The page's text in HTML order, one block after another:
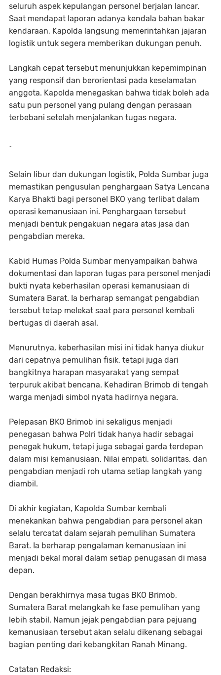
seluruh aspek kepulangan personel berjalan lancar.
Saat mendapat laporan adanya kendala bahan bakar
kendaraan, Kapolda langsung memerintahkan jajaran
logistik untuk segera memberikan dukungan penuh.
Langkah cepat tersebut menunjukkan kepemimpinan
yang responsif dan berorientasi pada keselamatan
anggota. Kapolda menegaskan bahwa tidak boleh ada
satu pun personel yang pulang dengan perasaan
terbebani setelah menjalankan tugas negara.
-
Selain libur dan dukungan logistik, Polda Sumbar juga
memastikan pengusulan penghargaan Satya Lencana
Karya Bhakti bagi personel BKO yang terlibat dalam
operasi kemanusiaan ini. Penghargaan tersebut
menjadi bentuk pengakuan negara atas jasa dan
pengabdian mereka.
Kabid Humas Polda Sumbar menyampaikan bahwa
dokumentasi dan laporan tugas para personel menjadi
bukti nyata keberhasilan operasi kemanusiaan di
Sumatera Barat. Ia berharap semangat pengabdian
tersebut tetap melekat saat para personel kembali
bertugas di daerah asal.
Menurutnya, keberhasilan misi ini tidak hanya diukur
dari cepatnya pemulihan fisik, tetapi juga dari
bangkitnya harapan masyarakat yang sempat
terpuruk akibat bencana. Kehadiran Brimob di tengah
warga menjadi simbol nyata hadirnya negara.
Pelepasan BKO Brimob ini sekaligus menjadi
penegasan bahwa Polri tidak hanya hadir sebagai
penegak hukum, tetapi juga sebagai garda terdepan
dalam misi kemanusiaan. Nilai empati, solidaritas, dan
pengabdian menjadi roh utama setiap langkah yang
diambil.
Di akhir kegiatan, Kapolda Sumbar kembali
menekankan bahwa pengabdian para personel akan
selalu tercatat dalam sejarah pemulihan Sumatera
Barat. Ia berharap pengalaman kemanusiaan ini
menjadi bekal moral dalam setiap penugasan di masa
depan.
Dengan berakhirnya masa tugas BKO Brimob,
Sumatera Barat melangkah ke fase pemulihan yang
lebih stabil. Namun jejak pengabdian para pejuang
kemanusiaan tersebut akan selalu dikenang sebagai
bagian penting dari kebangkitan Ranah Minang.
Catatan Redaksi: